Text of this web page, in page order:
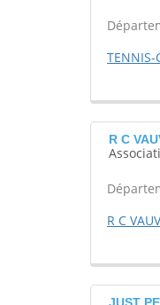
TENNIS-
R C
R C